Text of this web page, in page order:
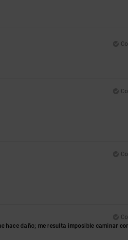
hace daño; me resulta imposible caminar